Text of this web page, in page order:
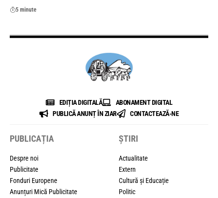
5 minute
EDIȚIA DIGITALĂ
ABONAMENT DIGITAL
PUBLICĂ ANUNȚ ÎN ZIAR
CONTACTEAZĂ-NE
PUBLICAȚIA
Despre noi
Publicitate
Fonduri Europene
Anunțuri Mică Publicitate
ȘTIRI
Actualitate
Extern
Cultură și Educație
Politic